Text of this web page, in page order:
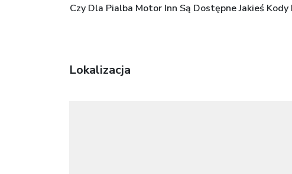
Czy Dla Pialba Motor Inn Są Dostępne Jakieś Kody
Lokalizacja